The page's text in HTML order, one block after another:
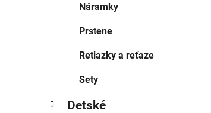
Náramky
Prstene
Retiazky a reťaze
Sety
Detské